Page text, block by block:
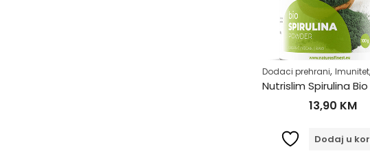
Dodaci prehrani, Imunitet
13,90 KM
Dodaj u